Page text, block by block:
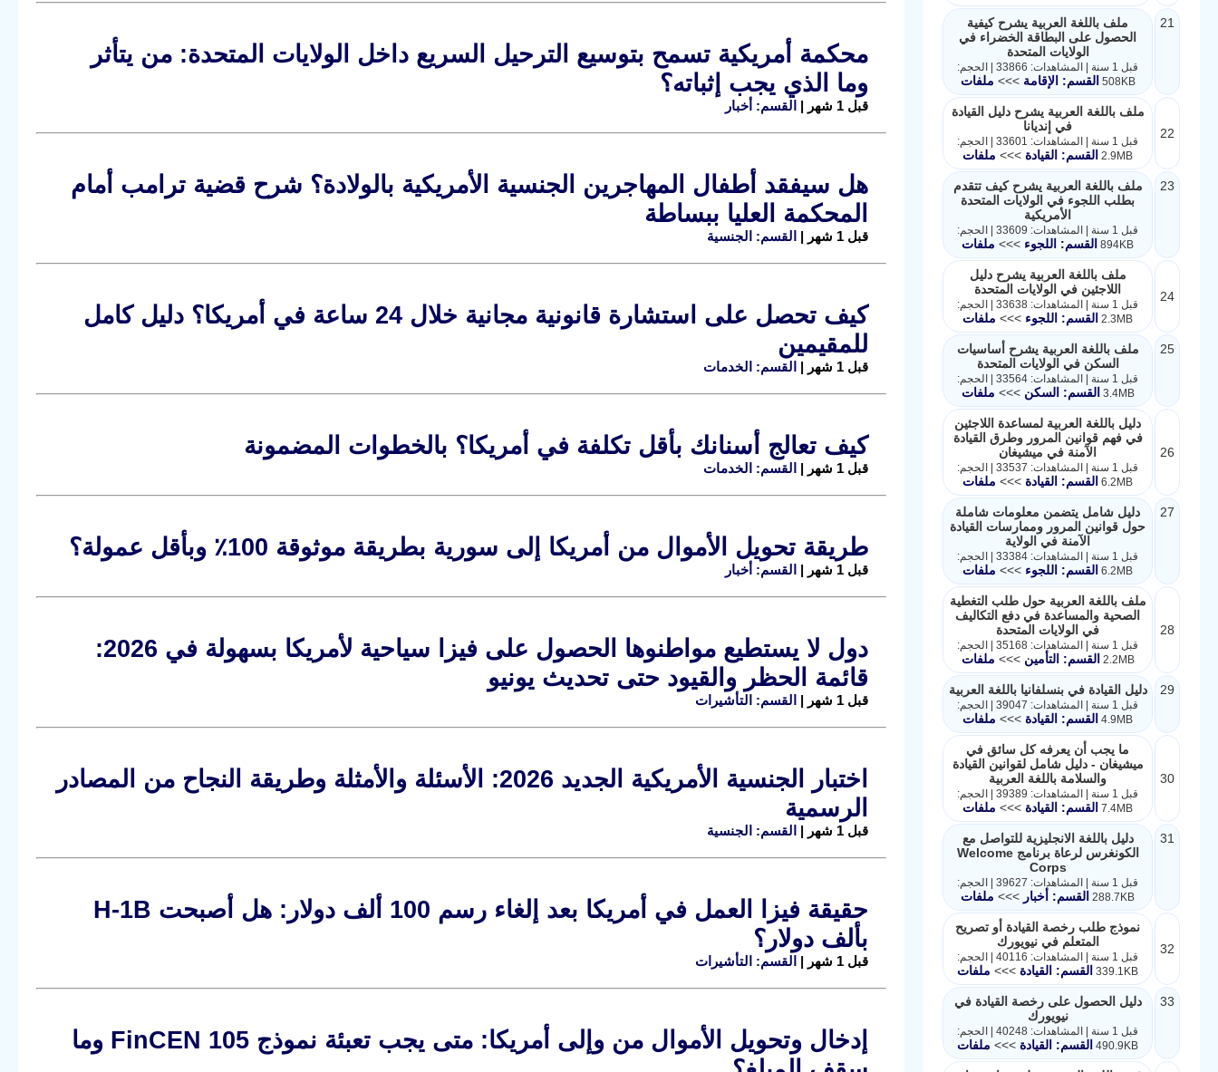
محكمة أمريكية تسمح بتوسيع الترحيل السريع داخل الولايات المتحدة: من يتأثر
وما الذي يجب إثباته؟
قبل 1 شهر | القسم: أخبار
هل سيفقد أطفال المهاجرين الجنسية الأمريكية بالولادة؟ شرح قضية ترامب أمام
المحكمة العليا ببساطة
قبل 1 شهر | القسم: الجنسية
كيف تحصل على استشارة قانونية مجانية خلال 24 ساعة في أمريكا؟ دليل كامل
للمقيمين
قبل 1 شهر | القسم: الخدمات
كيف تعالج أسنانك بأقل تكلفة في أمريكا؟ بالخطوات المضمونة
قبل 1 شهر | القسم: الخدمات
طريقة تحويل الأموال من أمريكا إلى سورية بطريقة موثوقة 100٪ وبأقل عمولة؟
قبل 1 شهر | القسم: أخبار
دول لا يستطيع مواطنوها الحصول على فيزا سياحية لأمريكا بسهولة في 2026:
قائمة الحظر والقيود حتى تحديث يونيو
قبل 1 شهر | القسم: التأشيرات
اختبار الجنسية الأمريكية الجديد 2026: الأسئلة والأمثلة وطريقة النجاح من المصادر
الرسمية
قبل 1 شهر | القسم: الجنسية
حقيقة فيزا العمل في أمريكا بعد إلغاء رسم 100 ألف دولار: هل أصبحت H-1B
بألف دولار؟
قبل 1 شهر | القسم: التأشيرات
إدخال وتحويل الأموال من وإلى أمريكا: متى يجب تعبئة نموذج FinCEN 105 وما
21
ملف باللغة العربية يشرح كيفية
الحصول على البطاقة الخضراء في
الولايات المتحدة
قبل 1 سنة | المشاهدات: 33866 | الحجم:
508KB القسم: الإقامة>>> ملفات
22
ملف باللغة العربية يشرح دليل القيادة
في إنديانا
قبل 1 سنة | المشاهدات: 33601 | الحجم:
2.9MB القسم: القيادة >>> ملفات
23
ملف باللغة العربية يشرح كيف تتقدم
بطلب اللجوء في الولايات المتحدة
الأمريكية
قبل 1 سنة | المشاهدات: 33609 | الحجم:
894KB القسم: اللجوء >>> ملفات
24
ملف باللغة العربية يشرح دليل
اللاجئين في الولايات المتحدة
قبل 1 سنة | المشاهدات: 33638 | الحجم:
2.3MB القسم: اللجوء >>> ملفات
25
ملف باللغة العربية يشرح أساسيات
السكن في الولايات المتحدة
قبل 1 سنة | المشاهدات: 33564 | الحجم:
3.4MB القسم: السكن>>> ملفات
26
دليل باللغة العربية لمساعدة اللاجئين
في فهم قوانين المرور وطرق القيادة
الآمنة في ميشيغان
قبل 1 سنة | المشاهدات: 33537 | الحجم:
6.2MB القسم: القيادة >>> ملفات
27
دليل شامل يتضمن معلومات شاملة
حول قوانين المرور وممارسات القيادة
الآمنة في الولاية
قبل 1 سنة | المشاهدات: 33384 | الحجم:
6.2MB القسم: اللجوء >>> ملفات
28
ملف باللغة العربية حول طلب التغطية
الصحية والمساعدة في دفع التكاليف
في الولايات المتحدة
قبل 1 سنة | المشاهدات: 35168 | الحجم:
2.2MB القسم: التأمين>>> ملفات
29 دليل القيادة في بنسلفانيا باللغة العربية
قبل 1 سنة | المشاهدات: 39047 | الحجم:
4.9MB القسم: القيادة >>> ملفات
30
ما يجب أن يعرفه كل سائق في
ميشيغان - دليل شامل لقوانين القيادة
والسلامة باللغة العربية
قبل 1 سنة | المشاهدات: 39389 | الحجم:
7.4MB القسم: القيادة >>> ملفات
31
دليل باللغة الانجليزية للتواصل مع
الكونغرس لرعاة برنامج Welcome
Corps
قبل 1 سنة | المشاهدات: 39627 | الحجم:
288.7KB القسم: أخبار >>> ملفات
32
نموذج طلب رخصة القيادة أو تصريح
المتعلم في نيويورك
قبل 1 سنة | المشاهدات: 40116 | الحجم:
339.1KB القسم: القيادة >>> ملفات
33
دليل الحصول على رخصة القيادة في
نيويورك
قبل 1 سنة | المشاهدات: 40248 | الحجم:
490.9KB القسم: القيادة >>> ملفات